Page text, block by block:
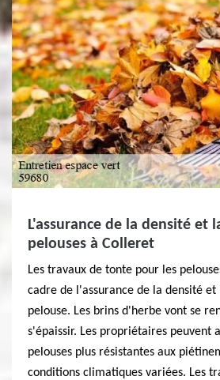
L'assurance de la densité et
pelouses à Colleret
Les travaux de tonte pour les
cadre de l'assurance de la densité
pelouse. Les brins d'herbe vont se
s'épaissir. Les propriétaires peuvent
pelouses plus résistantes aux
conditions climatiques variées. Les